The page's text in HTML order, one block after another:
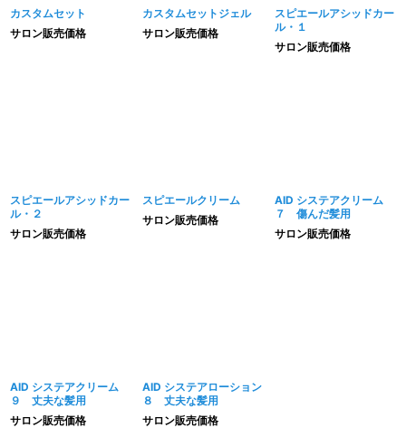
カスタムセット
サロン販売価格
カスタムセットジェル
サロン販売価格
スピエールアシッドカー
ル・１
サロン販売価格
スピエールアシッドカー
ル・２
サロン販売価格
スピエールクリーム
サロン販売価格
AID システアクリーム
７ 傷んだ髪用
サロン販売価格
AID システアクリーム
９ 丈夫な髪用
サロン販売価格
AID システアローション
８ 丈夫な髪用
サロン販売価格